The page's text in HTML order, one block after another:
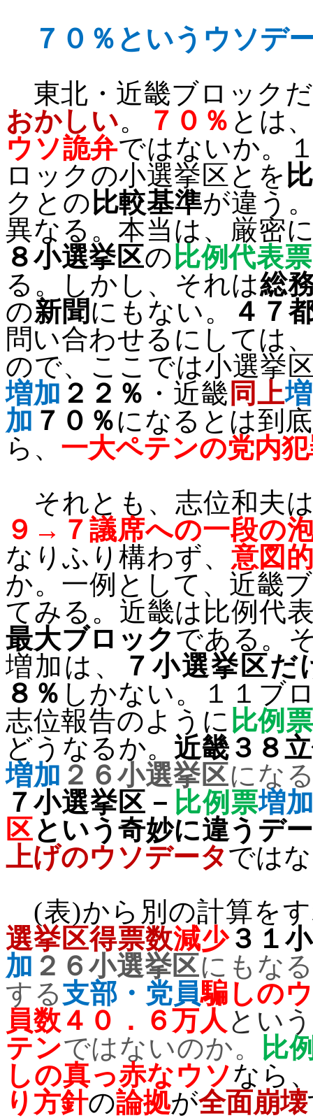
７０％というウソデ
東北・近畿ブロック
おかしい。 ７０％ とは
ウソ詭弁ではないか。
ロックの小選挙区とを
クとの 比較基準が違う
異なる。本当は、厳密
８小選挙区の 比例代表
る。しかし、それは総
の新聞にもない。
４７
問い合わせるにしては
ので、ここでは小選挙
増加 ２２％ ・近畿 同上
加 ７０％になるとは到
ら、 一大ペテンの党内
それとも、志位和夫
９→７議席への一段の
なりふり構わず、 意図
か。一例として、近畿
てみる。近畿は比例代
最大ブロック である。
増加は、
７小選挙区だ
８％ しかない。１１ブ
志位報告のように 比例票
どうなるか。 近畿３８
増加 ２６小選挙区にな
７小選挙区－ 比例票増
区という奇妙に違うデ
上げのウソデータでは
(表)から別の計算を
選挙区得票数減少３１
加 ２６小選挙区にもな
する支部・党員騙しの
員数４０．６万人 という
テンではないのか。
比
しの真っ赤なウソなら
り方針の論拠が全面崩壊